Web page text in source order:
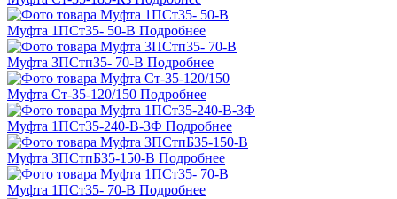
Муфта 1ПСт35- 50-В Подробнее
Муфта 3ПСтп35- 70-В Подробнее
Муфта Ст-35-120/150 Подробнее
Муфта 1ПСт35-240-В-3Ф Подробнее
Муфта 3ПСтпБ35-150-В Подробнее
Муфта 1ПСт35- 70-В Подробнее